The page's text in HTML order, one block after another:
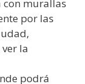
con murallas
por las
la
podrá